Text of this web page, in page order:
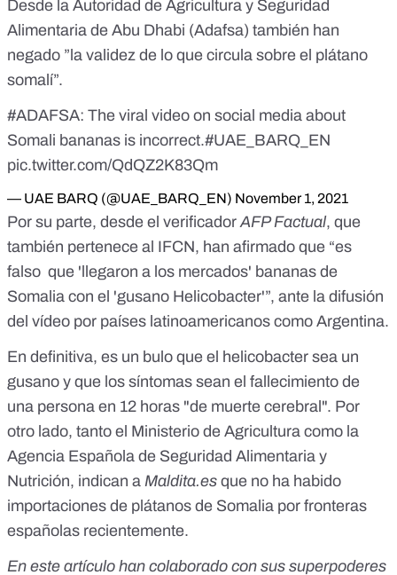
Desde la Autoridad de Agricultura y Seguridad
Alimentaria de Abu Dhabi (Adafsa) también han
negado ​​”la validez de lo que circula sobre el plátano
somalí”.
#ADAFSA: The viral video on social media about
Somali bananas is incorrect.#UAE_BARQ_EN
pic.twitter.com/QdQZ2K83Qm
— UAE BARQ (@UAE_BARQ_EN) November 1, 2021
Por su parte, desde el verificador AFP Factual, que
también pertenece al IFCN, han afirmado que “es
falso que 'llegaron a los mercados' bananas de
Somalia con el 'gusano Helicobacter'”, ante la difusión
del vídeo por países latinoamericanos como Argentina.
En definitiva, es un bulo que el helicobacter sea un
gusano y que los síntomas sean el fallecimiento de
una persona en 12 horas "de muerte cerebral". Por
otro lado, tanto el Ministerio de Agricultura como la
Agencia Española de Seguridad Alimentaria y
Nutrición, indican a Maldita.es que no ha habido
importaciones de plátanos de Somalia por fronteras
españolas recientemente.
En este artículo han colaborado con sus superpoderes